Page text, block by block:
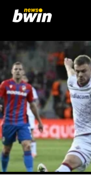
contenuto